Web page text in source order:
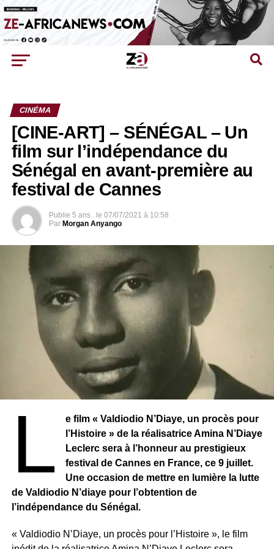
CINÉMA
[CINE-ART] – SÉNÉGAL – Un
film sur l’indépendance du
Sénégal en avant-première au
festival de Cannes
Publie 5 ans . le 07/07/2021 à 10:58
Par Morgan Anyango
L
e film « Valdiodio N’Diaye, un procès pour
l’Histoire » de la réalisatrice Amina N’Diaye
Leclerc sera à l’honneur au prestigieux
festival de Cannes en France, ce 9 juillet.
Une occasion de mettre en lumière la lutte
de Valdiodio N’diaye pour l’obtention de
l’indépendance du Sénégal.
« Valdiodio N’Diaye, un procès pour l’Histoire », le film